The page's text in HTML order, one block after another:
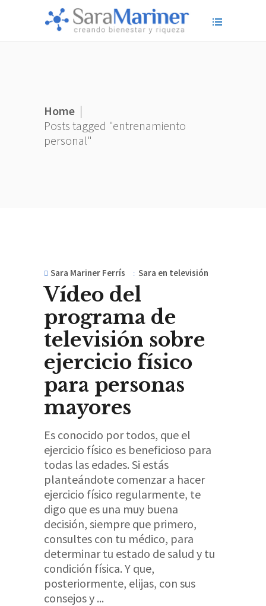
Home |
Posts tagged "entrenamiento
personal"
Sara Mariner Ferrís Sara en televisión
Vídeo del
programa de
televisión sobre
ejercicio físico
para personas
mayores
Es conocido por todos, que el
ejercicio físico es beneficioso para
todas las edades. Si estás
planteándote comenzar a hacer
ejercicio físico regularmente, te
digo que es una muy buena
decisión, siempre que primero,
consultes con tu médico, para
determinar tu estado de salud y tu
condición física. Y que,
posteriormente, elijas, con sus
consejos y